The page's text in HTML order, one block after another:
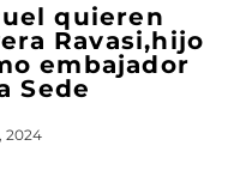
quieren
Ravasi,hijo
embajador
Sede
2024